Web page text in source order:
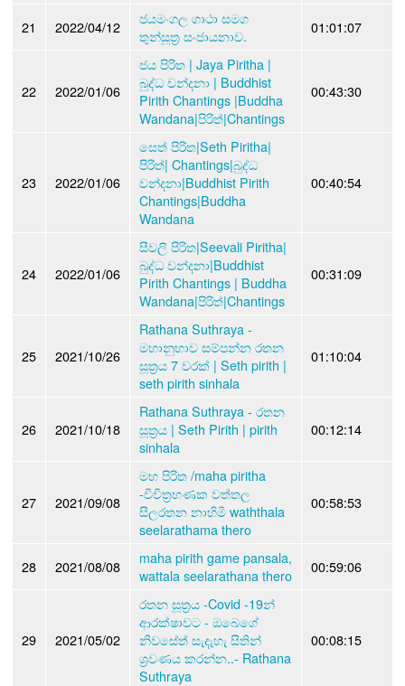
21 2022/04/12
ජයමංගල ගාථා සමග
තුන්සූත්‍ර සංජායනාව.
01:01:07
22 2022/01/06
ජය පිරිත | Jaya Piritha |
බුද්ධ වන්දනා | Buddhist
Pirith Chantings |Buddha
Wandana|පිරිත්|Chantings
00:43:30
23 2022/01/06
සෙත් පිරිත|Seth Piritha|
පිරිත්| Chantings|බුද්ධ
වන්දනා|Buddhist Pirith
Chantings|Buddha
Wandana
00:40:54
24 2022/01/06
සීවලි පිරිත|Seevali Piritha|
බුද්ධ වන්දනා|Buddhist
Pirith Chantings | Buddha
Wandana|පිරිත්|Chantings
00:31:09
25 2021/10/26
Rathana Suthraya -
මහානුභාව සම්පන්න රතන
සූත්‍රය 7 වරක් | Seth pirith |
seth pirith sinhala
01:10:04
26 2021/10/18
Rathana Suthraya - රතන
සූත්‍රය | Seth Pirith | pirith
sinhala
00:12:14
27 2021/09/08
මහ පිරිත /maha piritha
-විචිත්‍රභණක වත්තල
සීලරතන නාහිමි waththala
seelarathama thero
00:58:53
28 2021/08/08
maha pirith game pansala,
wattala seelarathana thero
00:59:06
29 2021/05/02
රතන සූත්‍රය -Covid -19න්
ආරක්ෂාවට - ඔබෙගේ
නිවසේත් සැදැහැ සිතින්
ශ්‍රවණය කරන්න..- Rathana
Suthraya
00:08:15